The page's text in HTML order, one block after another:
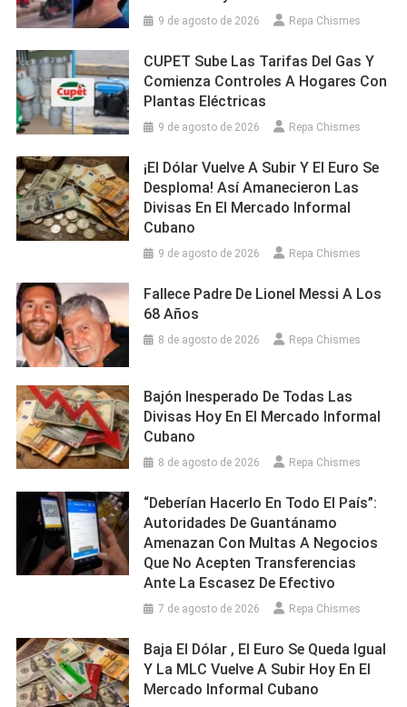
9 de agosto de 2026 Repa Chismes
CUPET Sube Las Tarifas Del Gas Y
Comienza Controles A Hogares Con
Plantas Eléctricas
9 de agosto de 2026 Repa Chismes
¡El Dólar Vuelve A Subir Y El Euro Se
Desploma! Así Amanecieron Las
Divisas En El Mercado Informal
Cubano
9 de agosto de 2026 Repa Chismes
Fallece Padre De Lionel Messi A Los
68 Años
8 de agosto de 2026 Repa Chismes
Bajón Inesperado De Todas Las
Divisas Hoy En El Mercado Informal
Cubano
8 de agosto de 2026 Repa Chismes
“Deberían Hacerlo En Todo El País”:
Autoridades De Guantánamo
Amenazan Con Multas A Negocios
Que No Acepten Transferencias
Ante La Escasez De Efectivo
7 de agosto de 2026 Repa Chismes
Baja El Dólar , El Euro Se Queda Igual
Y La MLC Vuelve A Subir Hoy En El
Mercado Informal Cubano